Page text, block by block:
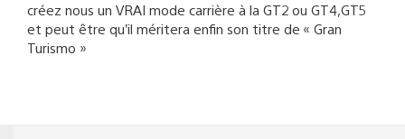
créez nous un VRAI mode carrière à la GT2 ou GT4,GT5
et peut être qu’il méritera enfin son titre de « Gran
Turismo »